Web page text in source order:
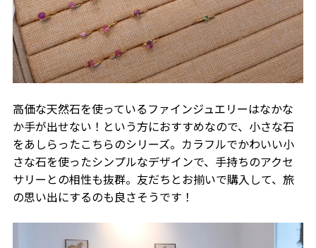
高価な天然石を使っているファインジュエリーはなかな
か手が出せない！という方におすすめなので、小さな石
をあしらったこちらのシリーズ。カラフルでかわいい小
さな石を使ったシンプルなデザインで、手持ちのアクセ
サリーとの相性も抜群。友だちとお揃いで購入して、旅
の思い出にするのも良さそうです！